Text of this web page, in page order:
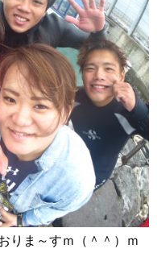
りま～すｍ（＾＾）ｍ